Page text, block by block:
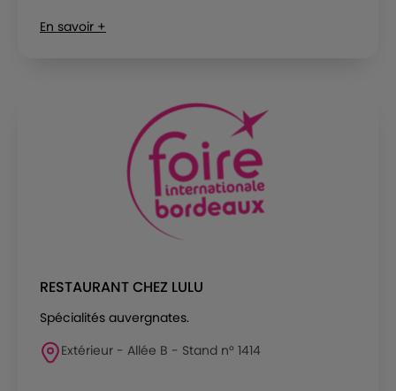
En savoir +
RESTAURANT CHEZ LULU
Spécialités auvergnates.
Extérieur - Allée B - Stand n° 1414